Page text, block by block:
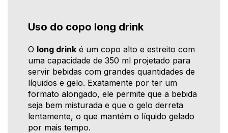
Uso do copo long drink
O long drink é um copo alto e estreito com
uma capacidade de 350 ml projetado para
servir bebidas com grandes quantidades de
líquidos e gelo. Exatamente por ter um
formato alongado, ele permite que a bebida
seja bem misturada e que o gelo derreta
lentamente, o que mantém o líquido gelado
por mais tempo.